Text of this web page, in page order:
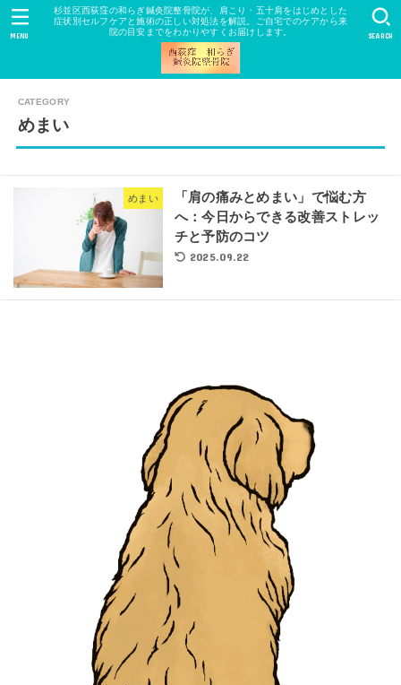
杉並区西荻窪の和らぎ鍼灸院整骨院が、肩こり・五十肩をはじめとした
症状別セルフケアと施術の正しい対処法を解説。ご自宅でのケアから来
院の目安までをわかりやすくお届けします。
SEARCH
MENU
めまい
めまい
「肩の痛みとめまい」で悩む方
へ：今日からできる改善ストレッ
チと予防のコツ
2025.09.22